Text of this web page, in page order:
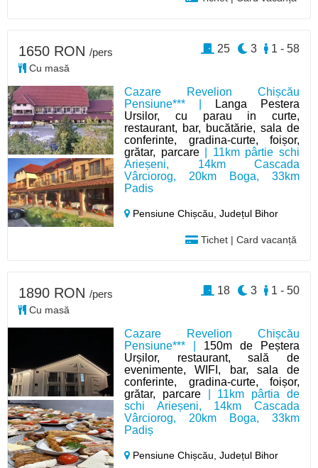
Cazare Revelion Chișcău
Pensiune*** |
Langa Pestera
Ursilor, cu parau in curte,
restaurant, bar, bucătărie, sala de
conferinte, gradina-curte, foișor,
grătar, parcare| 11km pârtie schi
Arieșeni, 14km Cascada
Vârciorog, 20km Boga, 33km
Padis
Pensiune Chișcău,Județul Bihor
Tichet | Card vacanță
1650 RON /pers
Cu masă
1 - 58
3
25
Cazare Revelion Chișcău
Pensiune*** | 150m de Peștera
Urșilor, restaurant, sală de
evenimente, WIFI, bar, sala de
conferinte, gradina-curte, foișor,
grătar, parcare| 11km pârtia de
schi Arieșeni, 14km Cascada
Vârciorog, 20km Boga, 33km
Padiș
Pensiune Chișcău,Județul Bihor
1890 RON /pers
Cu masă
1 - 50
3
18